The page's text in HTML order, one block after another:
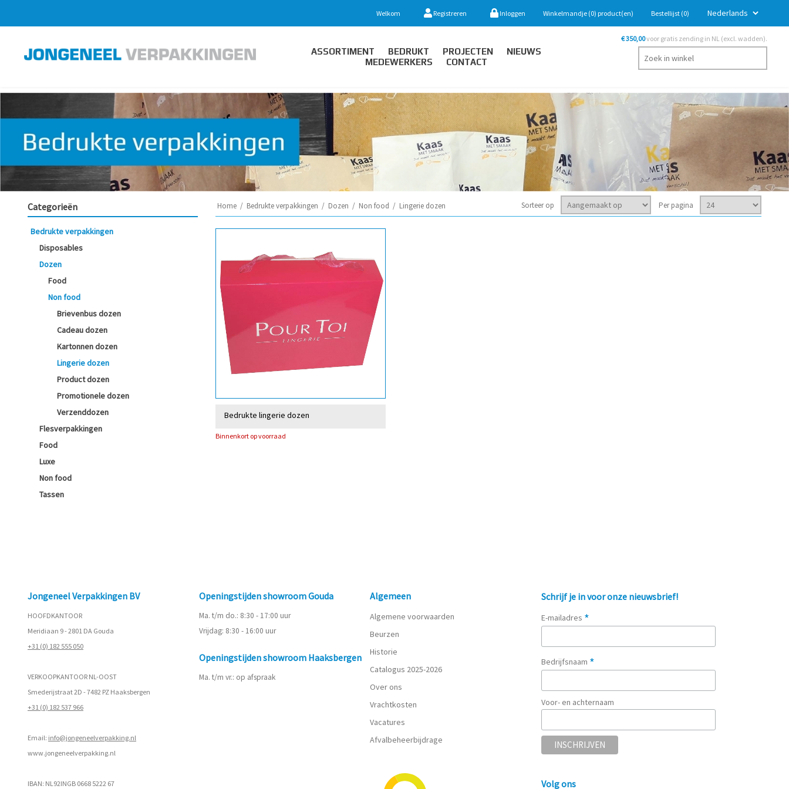
Welkom Registreren Inloggen Winkelmandje (0) product(en) Bestellijst (0)
ASSORTIMENT BEDRUKT PROJECTEN
NIEUWS
MEDEWERKERS
CONTACT
€ 350,00voor gratis zending in NL (excl. wadden).
Categorieën
Bedrukte verpakkingen
Disposables
Dozen
Food
Non food
Brievenbus dozen
Cadeau dozen
Kartonnen dozen
Lingerie dozen
Product dozen
Promotionele dozen
Verzenddozen
Flesverpakkingen
Food
Luxe
Non food
Tassen
Home / Bedrukte verpakkingen / Dozen / Non food / Lingerie dozen Sorteer op Per pagina
Bedrukte lingerie dozen
Binnenkort op voorraad
Jongeneel Verpakkingen BV
HOOFDKANTOOR
Meridiaan 9 - 2801 DA Gouda
+31 (0) 182 555 050
VERKOOPKANTOOR NL-OOST
Smederijstraat 2D - 7482 PZ Haaksbergen
+31 (0) 182 537 966
Email: info@jongeneelverpakking.nl
www.jongeneelverpakking.nl
IBAN: NL92INGB 0668 5222 67
Openingstijden showroom Gouda
Ma. t/m do.: 8:30 - 17:00 uur
Vrijdag: 8:30 - 16:00 uur
Openingstijden showroom Haaksbergen
Ma. t/m vr.: op afspraak
Algemeen
Algemene voorwaarden
Beurzen
Historie
Catalogus 2025-2026
Over ons
Vrachtkosten
Vacatures
Afvalbeheerbijdrage
Schrijf je in voor onze nieuwsbrief!
E-mailadres *
Bedrijfsnaam *
Voor- en achternaam
Volg ons